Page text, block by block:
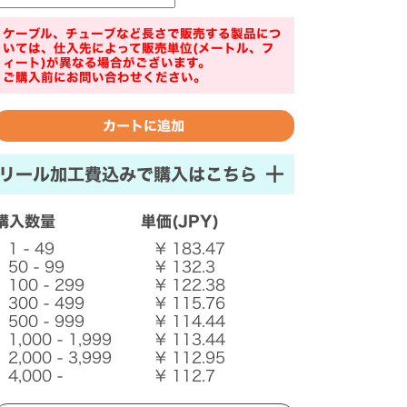
ケーブル、チューブなど長さで販売する製品につ
いては、仕入先によって販売単位(メートル、フ
ィート)が異なる場合がございます。
ご購入前にお問い合わせください。
リール加工費込みで購入はこちら
入数量
単価(JPY)
1 - 49
¥ 183.47
50 - 99
¥ 132.3
100 - 299
¥ 122.38
300 - 499
¥ 115.76
500 - 999
¥ 114.44
1,000 - 1,999
¥ 113.44
2,000 - 3,999
¥ 112.95
4,000 -
¥ 112.7